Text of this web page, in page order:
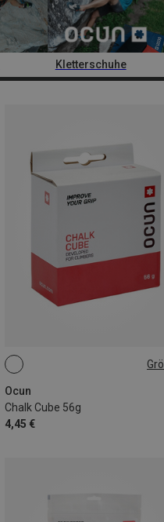
Kletterschuhe
Ocun
Chalk Cube 56g
4,45 €
56G